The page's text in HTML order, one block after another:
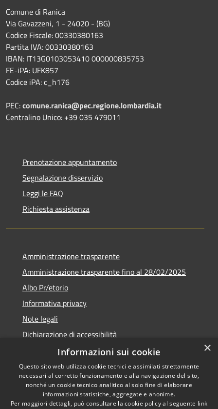
Comune di Ranica
Via Gavazzeni, 1 - 24020 - (BG)
Codice Fiscale: 00330380163
Partita IVA: 00330380163
IBAN: IT13G0103053410 000000835753
FE-iPA: UFK857
Codice iPA: c_h176
PEC:comune.ranica@pec.regione.lombardia.it
Centralino Unico: +39 035 479011
Prenotazione appuntamento
Segnalazione disservizio
Leggi le FAQ
Richiesta assistenza
Amministrazione trasparente
Amministrazione trasparente fino al 28/02/2025
Albo Pr/etorio
Informativa privacy
Note legali
Dichiarazione di accessibilità
Obiettivi di accessibilità
RSS
Copyright © 2026 • Comune di
×
Informazioni sui cookie
Questo sito web utilizza cookie tecnici e assimilati strettamente
necessari al corretto funzionamento e alla navigazione del sito,
nonché un cookie tecnico analitico al solo fine di elaborare
informazioni statistiche, aggregate e anonime.
Per maggiori dettagli, può consultare la cookie policy al seguente link